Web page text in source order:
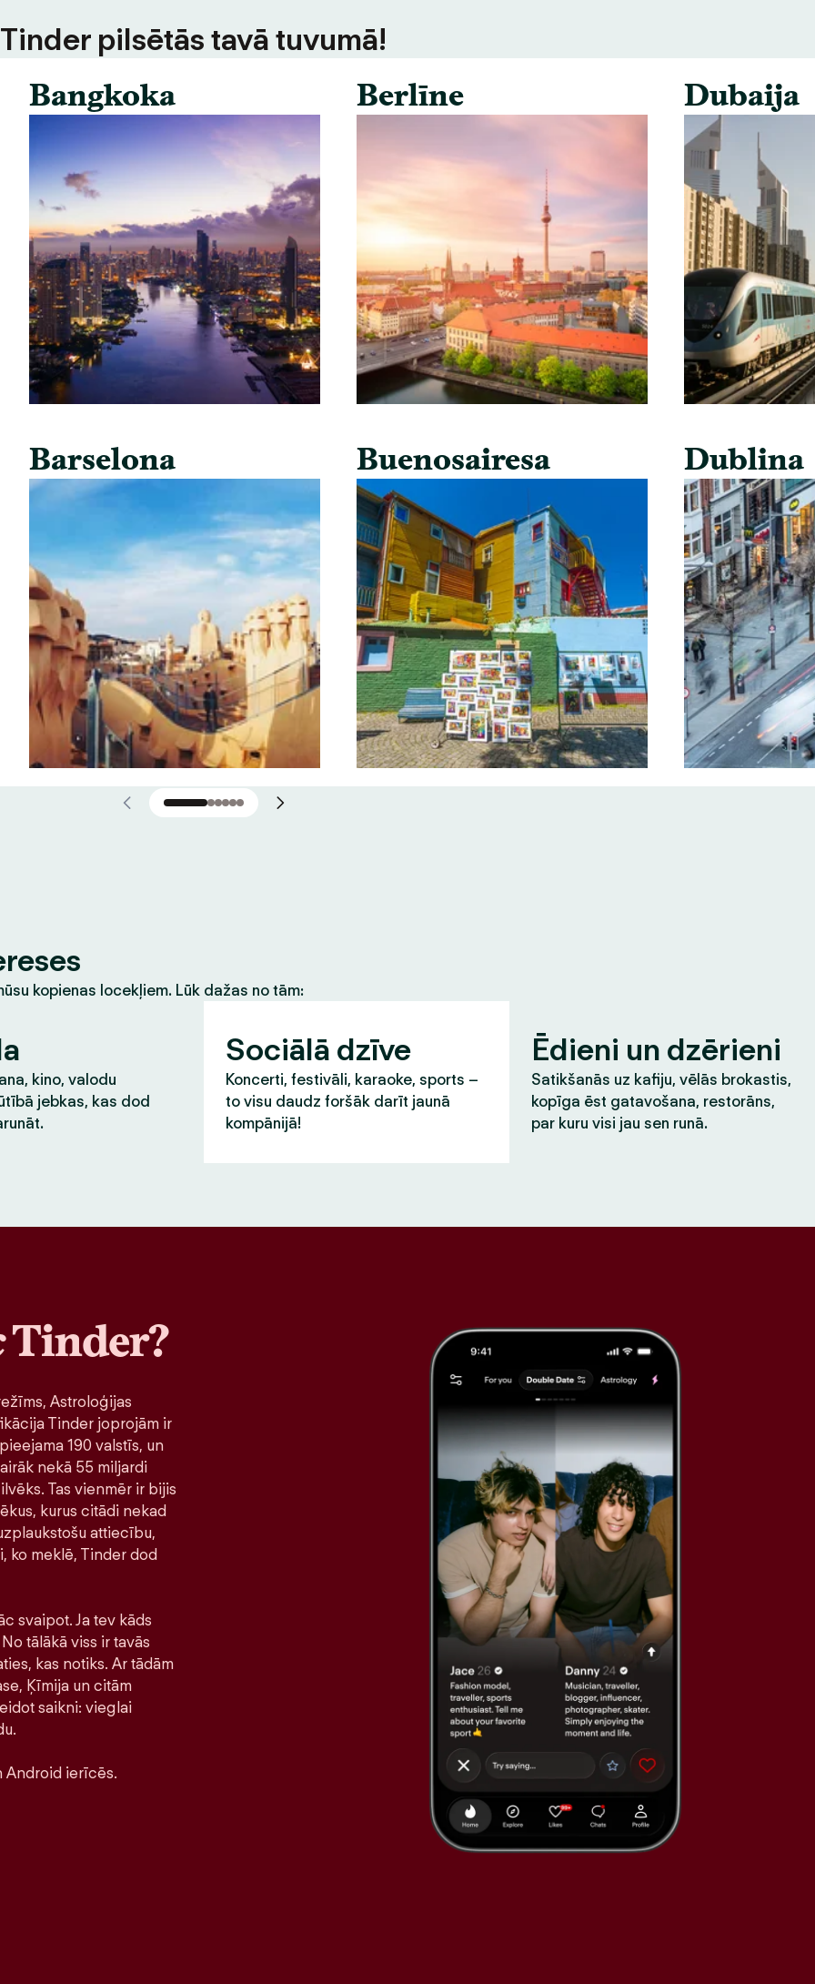
pilsētās tavā tuvumā!
Bangkoka
Barselona
Berlīne
Buenosairesa
Dubaija
Dublina
kopienas locekļiem. Lūk dažas no tām:
kino, valodu
jebkas, kas dod
Sociālā dzīve
Koncerti, festivāli, karaoke, sports –
to visu daudz foršāk darīt jaunā
kompānijā!
Ēdieni un dzērieni
Satikšanās uz kafiju, vēlās brokastis,
kopīga ēst gatavošana, restorāns,
par kuru visi jau sen runā.
Tinder?
Astroloģijas
Tinder joprojām ir
190 valstīs, un
nekā 55 miljardi
Tas vienmēr ir bijis
kurus citādi nekad
attiecību,
ko meklē, Tinder dod
svaipot. Ja tev kāds
tālākā viss ir tavās
kas notiks. Ar tādām
Ķīmija un citām
saikni: vieglai
Android ierīcēs.